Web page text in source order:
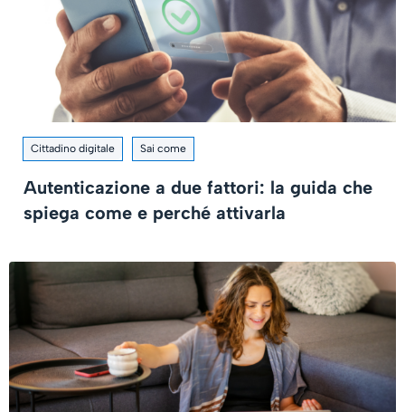
Cittadino digitale Sai come
Autenticazione a due fattori: la guida che
spiega come e perché attivarla